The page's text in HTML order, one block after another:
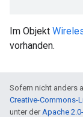
Im Objekt
vorhanden.
Sofern nicht anders
Creative-Commons-
unter derApache